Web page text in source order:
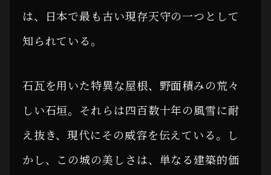
は、日本で最も古い現存天守の一つとして
知られている。
石瓦を用いた特異な屋根、野面積みの荒々
しい石垣。それらは四百数十年の風雪に耐
え抜き、現代にその威容を伝えている。し
かし、この城の美しさは、単なる建築的価